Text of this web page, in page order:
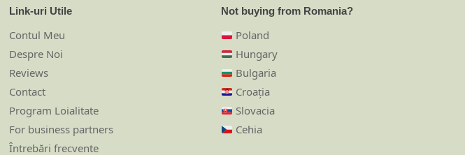
Link-uri Utile
Contul Meu
Despre Noi
Reviews
Contact
Program Loialitate
For business partners
Întrebări frecvente
Not buying from Romania?
Poland
Hungary
Bulgaria
Croația
Slovacia
Cehia